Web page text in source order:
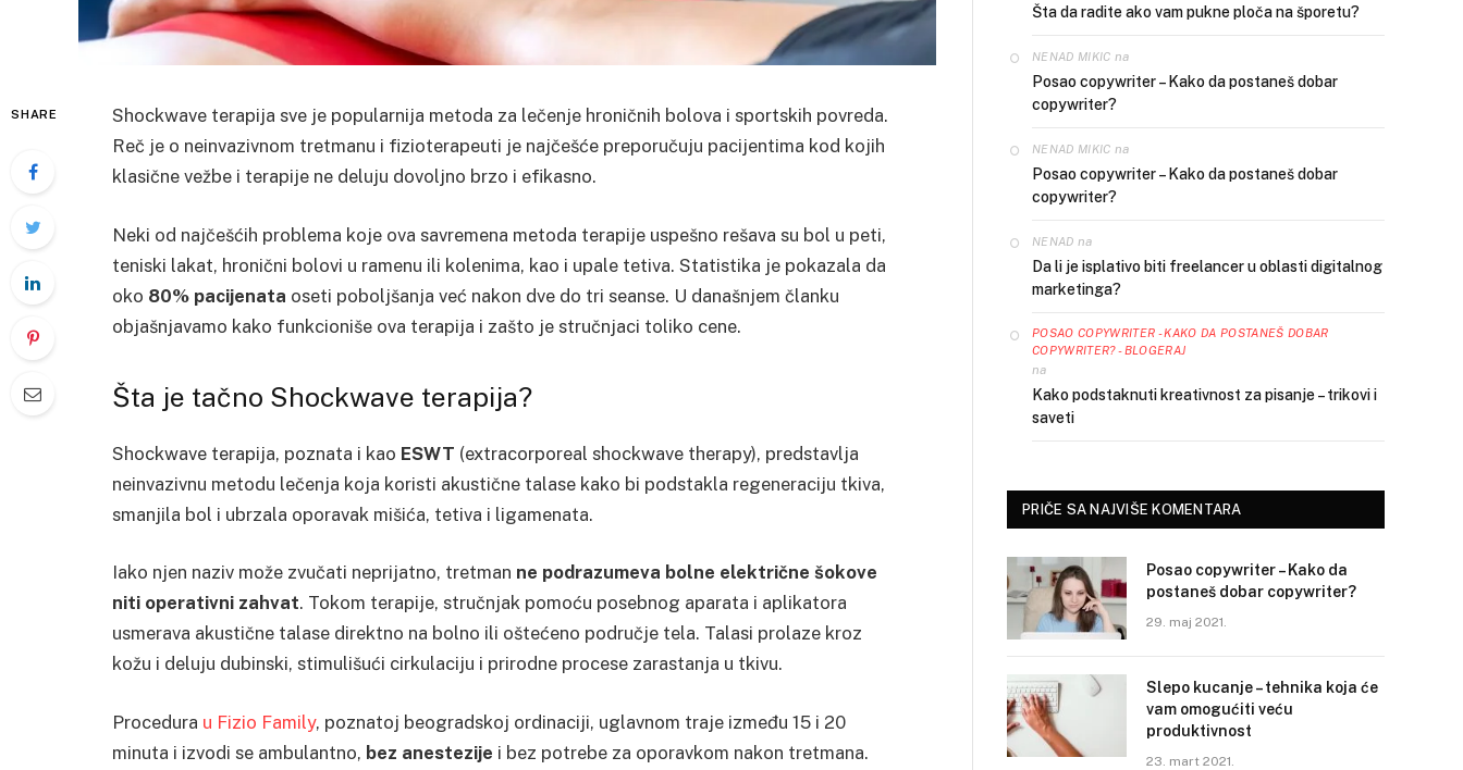
SHARE
Shockwave terapija sve je popularnija metoda za lečenje hroničnih bolova i sportskih povreda.
Reč je o neinvazivnom tretmanu i fizioterapeuti je najčešće preporučuju pacijentima kod kojih
klasične vežbe i terapije ne deluju dovoljno brzo i efikasno.
Neki od najčešćih problema koje ova savremena metoda terapije uspešno rešava su bol u peti,
teniski lakat, hronični bolovi u ramenu ili kolenima, kao i upale tetiva. Statistika je pokazala da
oko 80% pacijenata oseti poboljšanja već nakon dve do tri seanse. U današnjem članku
objašnjavamo kako funkcioniše ova terapija i zašto je stručnjaci toliko cene.
Šta je tačno Shockwave terapija?
Shockwave terapija, poznata i kao ESWT (extracorporeal shockwave therapy), predstavlja
neinvazivnu metodu lečenja koja koristi akustične talase kako bi podstakla regeneraciju tkiva,
smanjila bol i ubrzala oporavak mišića, tetiva i ligamenata.
Iako njen naziv može zvučati neprijatno, tretman ne podrazumeva bolne električne šokove
niti operativni zahvat. Tokom terapije, stručnjak pomoću posebnog aparata i aplikatora
usmerava akustične talase direktno na bolno ili oštećeno područje tela. Talasi prolaze kroz
kožu i deluju dubinski, stimulišući cirkulaciju i prirodne procese zarastanja u tkivu.
Procedura u Fizio Family, poznatoj beogradskoj ordinaciji, uglavnom traje između 15 i 20
minuta i izvodi se ambulantno, bez anestezije i bez potrebe za oporavkom nakon tretmana.
Šta da radite ako vam pukne ploča na šporetu?
NENAD MIKIC na
Posao copywriter – Kako da postaneš dobar
copywriter?
NENAD MIKIC na
Posao copywriter – Kako da postaneš dobar
copywriter?
NENAD na
Da li je isplativo biti freelancer u oblasti digitalnog
marketinga?
POSAO COPYWRITER - KAKO DA POSTANEŠ DOBAR
COPYWRITER? - BLOGERAJ
na
Kako podstaknuti kreativnost za pisanje – trikovi i
saveti
PRIČE SA NAJVIŠE KOMENTARA
Posao copywriter – Kako da
postaneš dobar copywriter?
29. maj 2021.
Slepo kucanje – tehnika koja će
vam omogućiti veću
produktivnost
23. mart 2021.